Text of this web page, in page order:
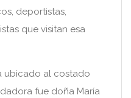
deportistas,
que visitan esa
ubicado al costado
fue doña María